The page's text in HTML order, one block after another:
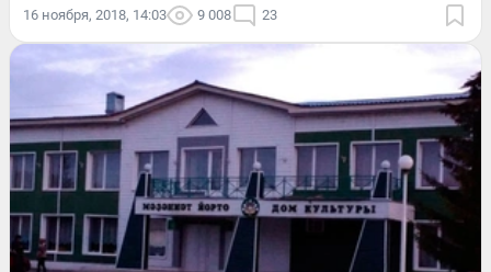
16 ноября, 2018, 14:03 9 008 23